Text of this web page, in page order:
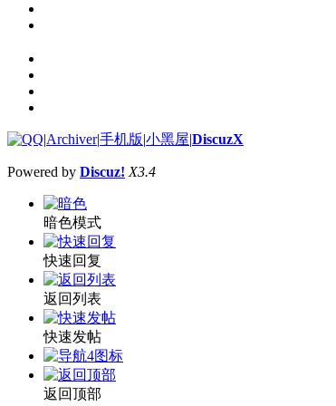
|Archiver|手机版|小黑屋|DiscuzX
Powered by Discuz! X3.4
暗色模式
快速回复
返回列表
快速发帖
返回顶部